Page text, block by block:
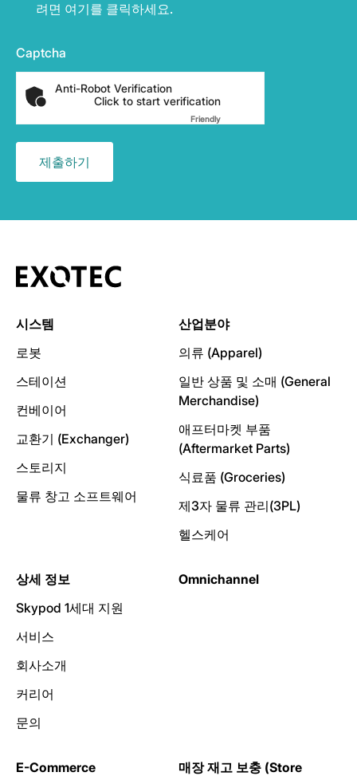
려면 여기를 클릭하세요.
Captcha
Anti-Robot Verification
Click to start verification
FriendlyCaptcha ⇗
시스템
로봇
스테이션
컨베이어
교환기 (Exchanger)
스토리지
물류 창고 소프트웨어
산업분야
의류 (Apparel)
일반 상품 및 소매 (General
Merchandise)
애프터마켓 부품
(Aftermarket Parts)
식료품 (Groceries)
제3자 물류 관리(3PL)
헬스케어
상세 정보
Skypod 1세대 지원
서비스
회사소개
커리어
문의
Omnichannel
E-Commerce
매장 재고 보충 (Store